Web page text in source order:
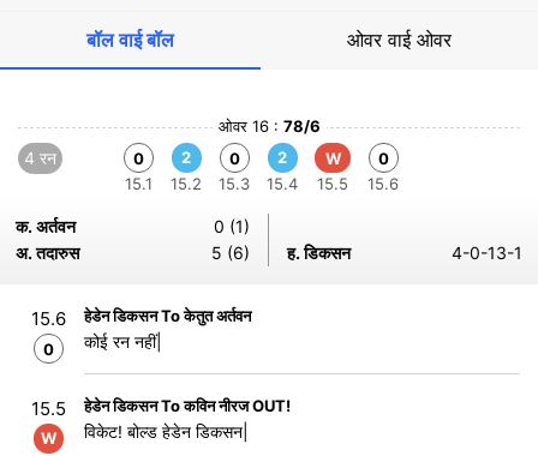
बॉल वाई बॉल ओवर वाई ओवर
ओवर 16 : 78/6
4 रन
0
15.1
2
15.2
0
15.3
2
15.4
W
15.5
0
15.6
क. अर्तवन
0 (1)
अ. तदारुस
5 (6) ह. डिकसन 4-0-13-1
15.6
0
हेडेन डिकसन To केतुत अर्तवन
कोई रन नहीं|
15.5
W
हेडेन डिकसन To कविन नीरज OUT!
विकेट! बोल्ड हेडेन डिकसन|